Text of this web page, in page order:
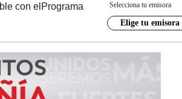
con el Programa Selecciona tu emisora
Elige tu emisora